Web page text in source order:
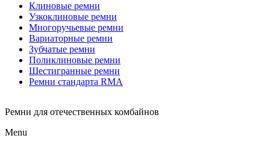
Клиновые ремни
Узкоклиновые ремни
Многоручьевые ремни
Вариаторные ремни
Зубчатые ремни
Поликлиновые ремни
Шестигранные ремни
Ремни стандарта RMA
Ремни для отечественных комбайнов
Menu